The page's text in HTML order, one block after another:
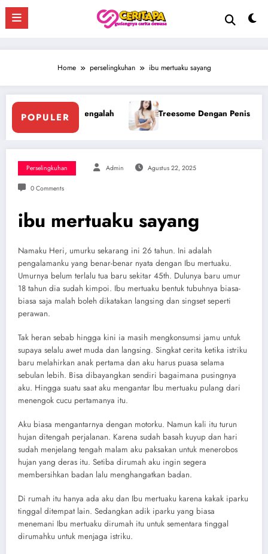
Skip
content
Home perselingkuhan ibu mertuaku sayang
POPULER
Penis Besar Pegawai Hotel Ngentot Bersama Perawan
Perselingkuhan Admin Agustus 22, 2025
0 Comments
ibu mertuaku sayang
Namaku Heri, umurku sekarang ini 26 tahun. Ini adalah
pengalamanku yang benar-benar nyata dengan Ibu mertuaku.
Umurnya belum terlalu tua baru sekitar 45th. Dulunya baru umur
18 tahun dia sudah kimpoi. Ibu mertuaku bentuk tubuhnya biasa-
biasa saja malah boleh dikatakan langsing dan singset seperti
perawan.
Tak heran sebab hingga kini ia masih mengkonsumsi jamu untuk
supaya selalu awet muda dan langsing. Singkat cerita ketika istriku
baru melahirkan anak pertama dan aku harus puasa selama
sebulan lebih. Bisa dibayangkan sendiri bagaimana pusingnya
aku. Hingga suatu saat aku mengantar Ibu mertuaku pulang dari
menengok cucu pertamanya itu.
Aku biasa mengantarnya dengan motorku. Namun kali itu turun
hujan ditengah perjalanan. Karena sudah basah kuyup dan hari
sudah menjelang tengah malam aku paksakan untuk menerobos
hujan yang deras itu. Setiba dirumah aku ingin segera
membersihkan badan lalu menghangatkan badan.
Di rumah itu hanya ada aku dan Ibu mertuaku karena kakak iparku
tinggal ditempat lain. Sedangkan adik iparku yang biasa
menemani Ibu mertuaku dirumah itu untuk sementara tinggal
dirumahku untuk menjaga istriku.